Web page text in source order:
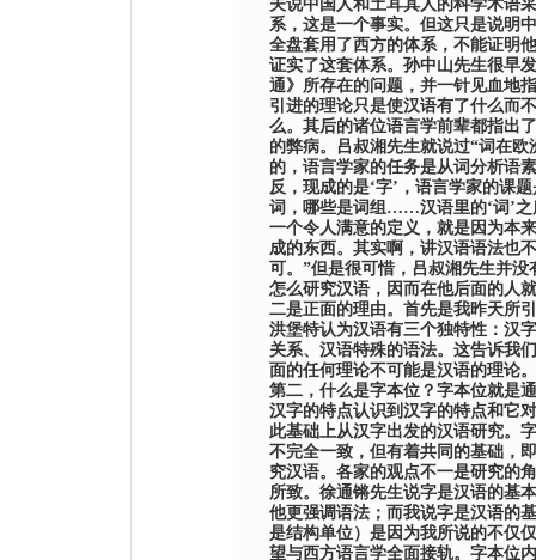
夫说中国人和土耳其人的科学术语
系，这是一个事实。但这只是说明
全盘套用了西方的体系，不能证明
证实了这套体系。孙中山先生很早
通》所存在的问题，并一针见血地
引进的理论只是使汉语有了什么而
么。其后的诸位语言学前辈都指出
的弊病。吕叔湘先生就说过“词在欧
的，语言学家的任务是从词分析语素
反，现成的是‘字’ ，语言学家的课
词，哪些是词组 ……汉语里的‘词 ’
一个令人满意的定义，就是因为本
成的东西。其实啊，讲汉语语法也
可。 ”但是很可惜，吕叔湘先生并没
怎么研究汉语，因而在他后面的人
二是正面的理由。首先是我昨天所
洪堡特认为汉语有三个独特性：汉
关系、汉语特殊的语法。这告诉我
面的任何理论不可能是汉语的理论。
第二，什么是字本位？字本位就是
汉字的特点认识到汉字的特点和它
此基础上从汉字出发的汉语研究。
不完全一致，但有着共同的基础，
究汉语。各家的观点不一是研究的
所致。徐通锵先生说字是汉语的基
他更强调语法；而我说字是汉语的
是结构单位）是因为我所说的不仅
望与西方语言学全面接轨。字本位